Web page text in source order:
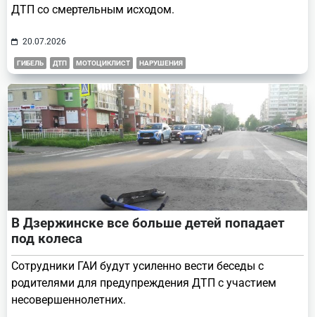
ДТП со смертельным исходом.
20.07.2026
ГИБЕЛЬ ДТП МОТОЦИКЛИСТ НАРУШЕНИЯ
В Дзержинске все больше детей попадает
под колеса
Сотрудники ГАИ будут усиленно вести беседы с
родителями для предупреждения ДТП с участием
несовершеннолетних.